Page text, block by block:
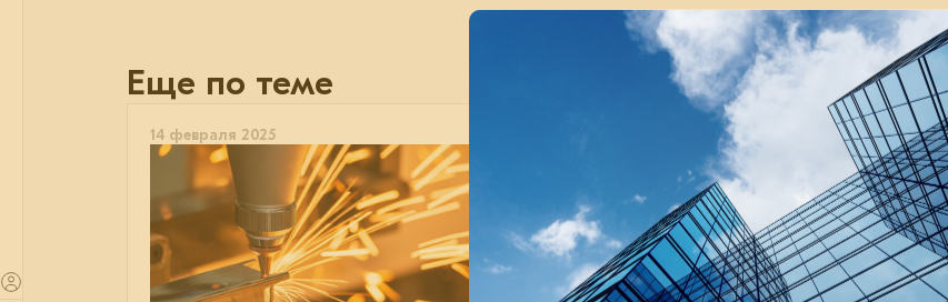
Еще по теме
14 февраля 2025